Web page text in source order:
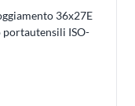
36x27E
portautensili ISO-